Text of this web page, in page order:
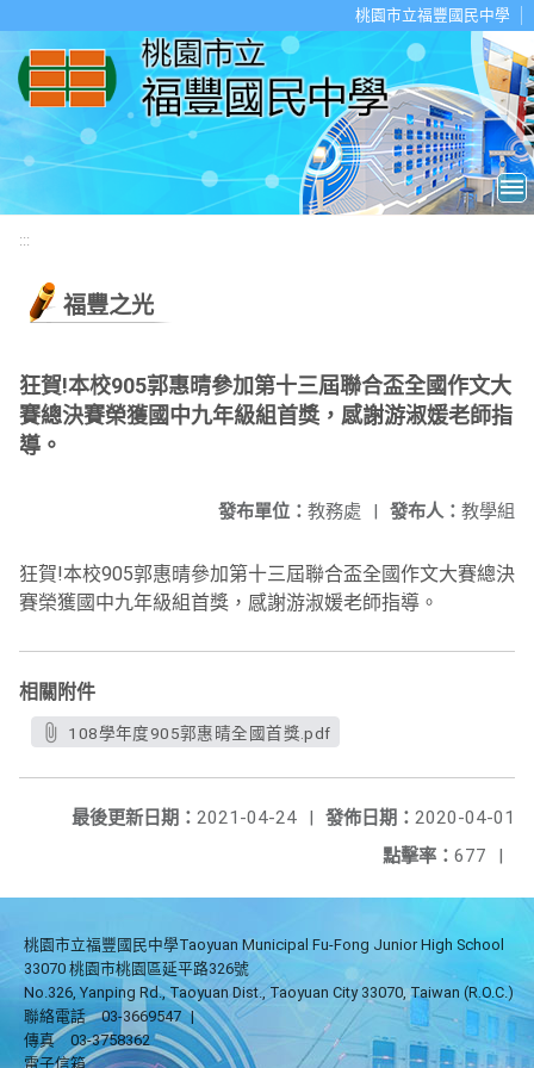
桃園市立福豐國民中學
:::
福豐之光
狂賀!本校905郭惠晴參加第十三屆聯合盃全國作文大
賽總決賽榮獲國中九年級組首獎，感謝游淑媛老師指
導。
發布人： 教學組
發布單位： 教務處 |
狂賀!本校905郭惠晴參加第十三屆聯合盃全國作文大賽總決
賽榮獲國中九年級組首獎，感謝游淑媛老師指導。
相關附件
108學年度905郭惠晴全國首獎.pdf
發佈日期： 2020-04-01
最後更新日期： 2021-04-24
|
點擊率： 677 |
桃園市立福豐國民中學Taoyuan Municipal Fu-Fong Junior High School
33070 桃園市桃園區延平路326號
No.326, Yanping Rd., Taoyuan Dist., Taoyuan City 33070, Taiwan (R.O.C.)
聯絡電話
03-3669547 |
傳真
03-3758362
電子信箱